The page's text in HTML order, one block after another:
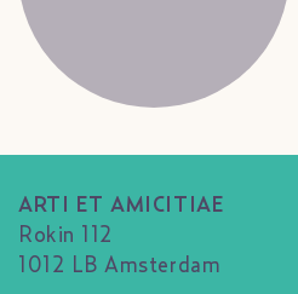
ARTI ET AMICITIAE
Rokin 112
1012 LB Amsterdam